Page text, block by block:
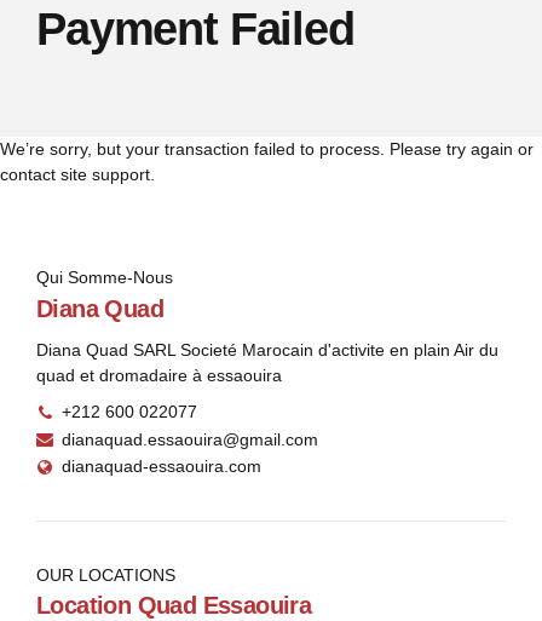
Payment Failed
We’re sorry, but your transaction failed to process. Please try again or
contact site support.
Qui Somme-Nous
Diana Quad
Diana Quad SARL Societé Marocain d'activite en plain Air du
quad et dromadaire à essaouira
+212 600 022077
dianaquad.essaouira@gmail.com
dianaquad-essaouira.com
OUR LOCATIONS
Location Quad Essaouira